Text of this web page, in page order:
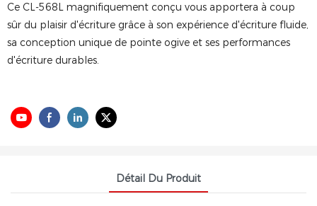
Ce CL-568L magnifiquement conçu vous apportera à coup
sûr du plaisir d'écriture grâce à son expérience d'écriture fluide,
sa conception unique de pointe ogive et ses performances
d'écriture durables.
Détail Du Produit